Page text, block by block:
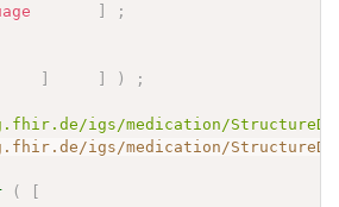
;
)
;
igs/medication/
igs/medication/
(